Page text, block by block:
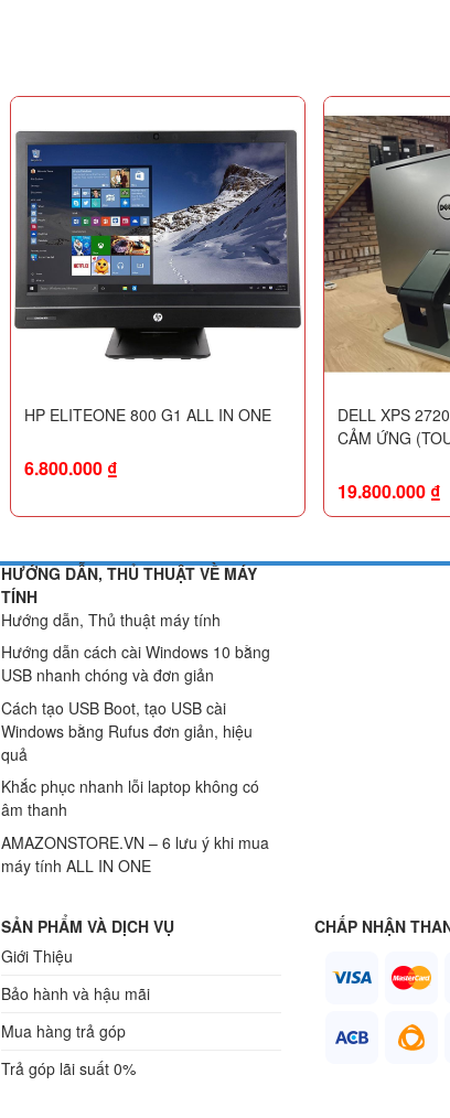
HP ELITEONE 800 G1 ALL IN ONE
6.800.000 ₫
DELL XPS
CẢM ỨNG
19.800.000 ₫
HƯỚNG DẪN, THỦ THUẬT VỀ MÁY
TÍNH
Hướng dẫn, Thủ thuật máy tính
Hướng dẫn cách cài Windows 10 bằng
USB nhanh chóng và đơn giản
Cách tạo USB Boot, tạo USB cài
Windows bằng Rufus đơn giản, hiệu
quả
Khắc phục nhanh lỗi laptop không có
âm thanh
AMAZONSTORE.VN – 6 lưu ý khi mua
máy tính ALL IN ONE
SẢN PHẨM VÀ DỊCH VỤ
Giới Thiệu
Bảo hành và hậu mãi
Mua hàng trả góp
Trả góp lãi suất 0%
CHẤP NHẬN